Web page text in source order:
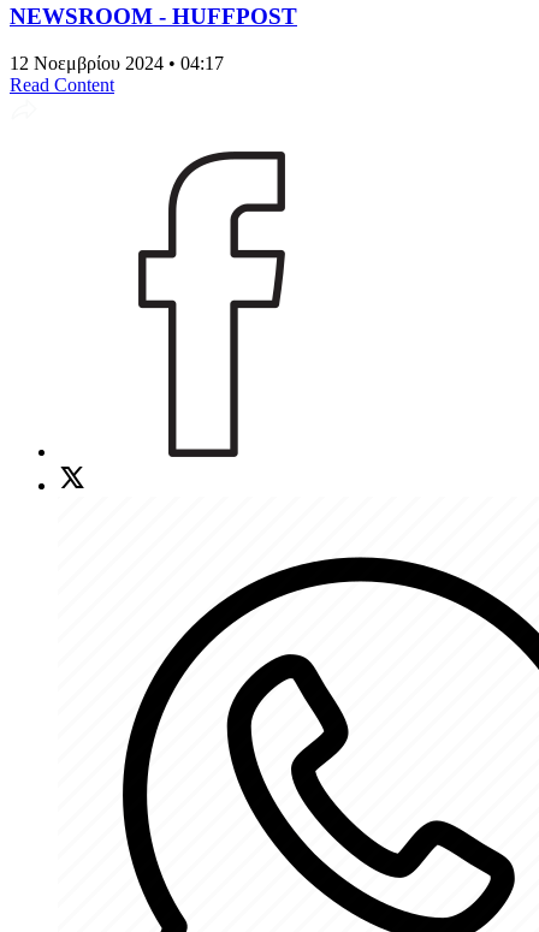
NEWSROOM - HUFFPOST
12 Νοεμβρίου 2024 • 04:17
Read Content